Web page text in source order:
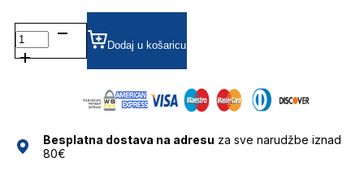
BG1903GT
09A
5417
Dodaj u košaricu
Besplatna dostava na adresu za sve narudžbe iznad
80€